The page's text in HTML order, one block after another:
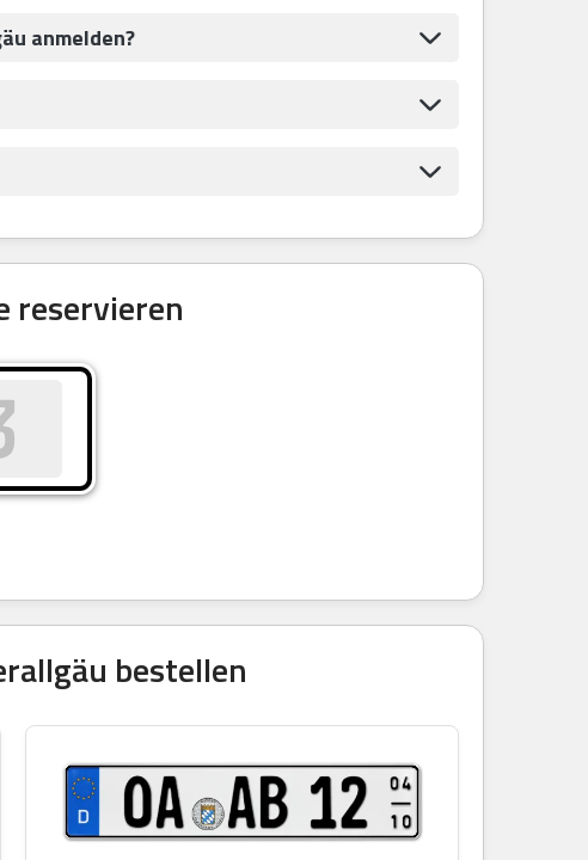
anmelden?
reservieren
bestellen